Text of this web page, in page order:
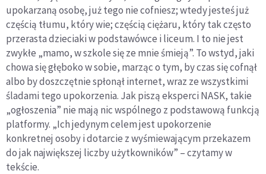
upokarzaną osobę, już tego nie cofniesz; wtedy jesteś już
częścią tłumu, który wie; częścią ciężaru, który tak często
przerasta dzieciaki w podstawówce i liceum. I to nie jest
zwykłe „mamo, w szkole się ze mnie śmieją”. To wstyd, jaki
chowa się głęboko w sobie, marząc o tym, by czas się cofnął
albo by doszczętnie spłonął internet, wraz ze wszystkimi
śladami tego upokorzenia. Jak piszą eksperci NASK, takie
„ogłoszenia” nie mają nic wspólnego z podstawową funkcją
platformy. „Ich jedynym celem jest upokorzenie
konkretnej osoby i dotarcie z wyśmiewającym przekazem
do jak największej liczby użytkowników” – czytamy w
tekście.